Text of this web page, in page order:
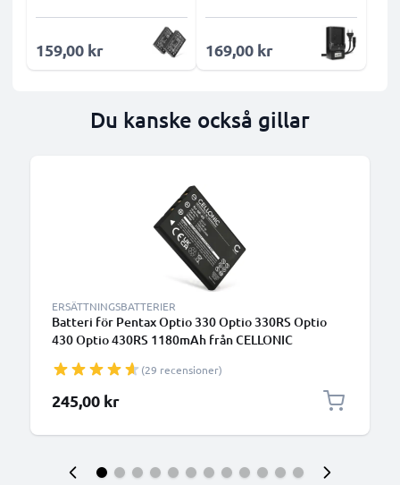
159,00 kr 169,00 kr
Du kanske också gillar
ERSÄTTNINGSBATTERIER
Batteri för Pentax Optio 330 Optio 330RS Optio
430 Optio 430RS 1180mAh från CELLONIC
(29 recensioner)
245,00 kr